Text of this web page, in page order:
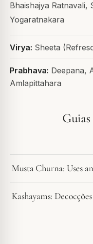
Bhaishajya Ratnavali,
Yogaratnakara
Virya: Sheeta
Prabhava: Deepana,
Amlapittahara
Musta Churna: Uses
Kashayams: